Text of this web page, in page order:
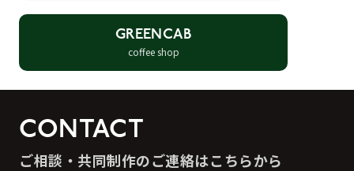
GREENCAB
coffee shop
CONTACT
ご相談・共同制作のご連絡はこちらから